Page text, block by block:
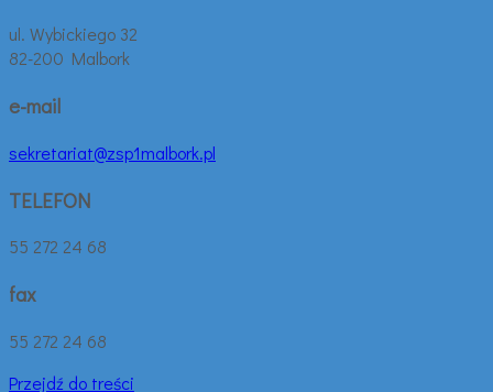
ul. Wybickiego 32
82-200 Malbork
e-mail
sekretariat@zsp1malbork.pl
TELEFON
55 272 24 68
fax
55 272 24 68
Przejdź do treści